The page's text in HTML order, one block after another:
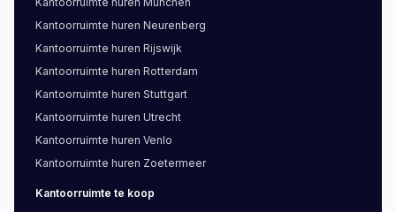
Kantoorruimte huren Neurenberg
Kantoorruimte huren Rijswijk
Kantoorruimte huren Rotterdam
Kantoorruimte huren Stuttgart
Kantoorruimte huren Utrecht
Kantoorruimte huren Venlo
Kantoorruimte huren Zoetermeer
Kantoorruimte te koop